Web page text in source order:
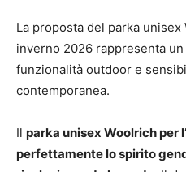
La proposta del parka
inverno 2026 rappresenta
funzionalità outdoor e
contemporanea.
Il parka unisex Woolrich per
perfettamente lo spirito